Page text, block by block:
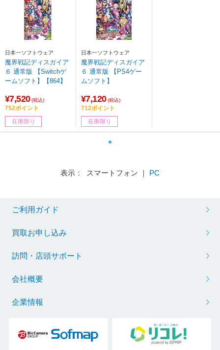
日本一ソフトウェア
魔界戦記ディスガイア
６ 通常版 【Switchゲ
ームソフト】【864】
¥7,520 (税込)
752ポイント
在庫限り
日本一ソフトウェア
魔界戦記ディスガイア
６ 通常版 【PS4ゲー
ムソフト】
¥7,120 (税込)
712ポイント
在庫限り
表示： スマートフォン ｜ PC
ご利用ガイド
買取お申し込み
訪問・店頭サポート
会社概要
企業情報